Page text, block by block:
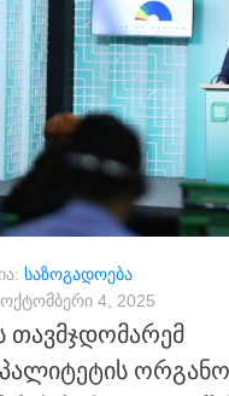
საზოგადოება
ოქტომბერი 4, 2025
თავმჯდომარემ